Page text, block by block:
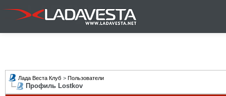
Лада Веста Клуб > Пользователи
Профиль Lostkov